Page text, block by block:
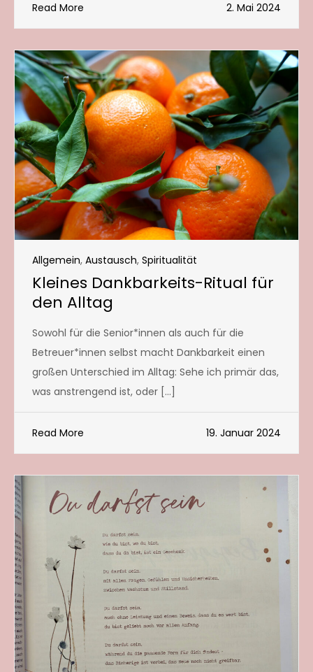
Read More 2. Mai 2024
Allgemein, Austausch, Spiritualität
Kleines Dankbarkeits-Ritual für
den Alltag
Sowohl für die Senior*innen als auch für die
Betreuer*innen selbst macht Dankbarkeit einen
großen Unterschied im Alltag: Sehe ich primär das,
was anstrengend ist, oder […]
Read More 19. Januar 2024